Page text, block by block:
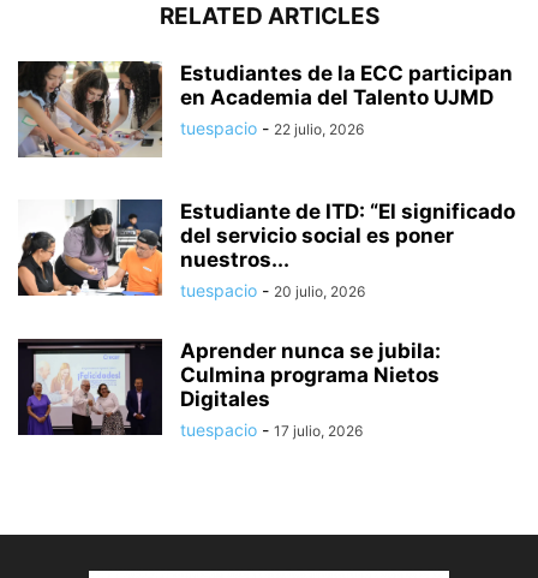
RELATED ARTICLES
Estudiantes de la ECC participan
en Academia del Talento UJMD
tuespacio - 22 julio, 2026
Estudiante de ITD: “El significado
del servicio social es poner
nuestros...
tuespacio - 20 julio, 2026
Aprender nunca se jubila:
Culmina programa Nietos
Digitales
tuespacio - 17 julio, 2026